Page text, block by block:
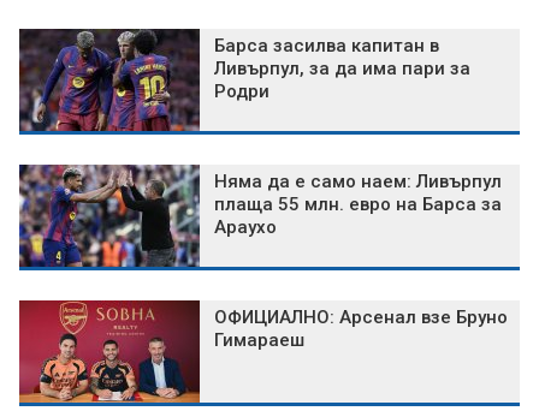
Барса засилва капитан в
Ливърпул, за да има пари за
Родри
Няма да е само наем: Ливърпул
плаща 55 млн. евро на Барса за
Араухо
ОФИЦИАЛНО: Арсенал взе Бруно
Гимараеш